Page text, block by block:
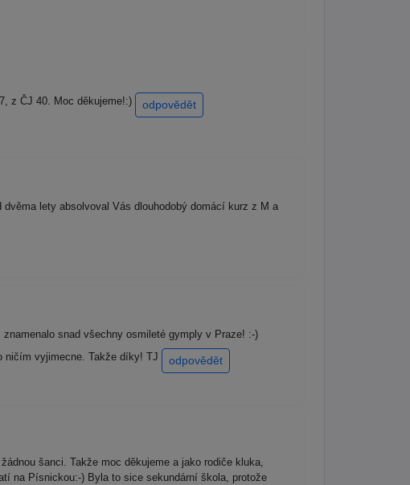
z ČJ 40. Moc děkujeme!:) odpovědět
lety absolvoval Vás dlouhodobý domácí kurz z M a
snad všechny osmileté gymply v Praze! :-)
ničím vyjimecne. Takže díky! TJ
odpovědět
šanci. Takže moc děkujeme a jako rodiče kluka,
na Písnickou:-) Byla to sice sekundární škola, protože